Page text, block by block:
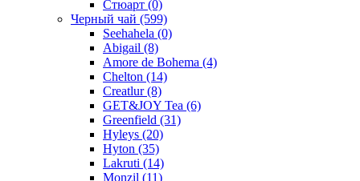
Стюарт (0)
Черный чай (599)
Seehahela (0)
Abigail (8)
Amore de Bohema (4)
Chelton (14)
Creatlur(8)
GET&JOY Tea (6)
Greenfield (31)
Hyleys (20)
Hyton (35)
Lakruti (14)
Monzil (11)